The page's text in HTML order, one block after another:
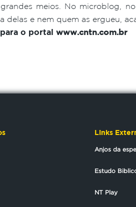
meios. No microblog,
delas e nem quem as ergueu,
o portal www.cntn.com.br
Links
Anjos da
Estudo
NT Play